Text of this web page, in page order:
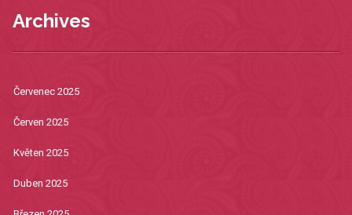
Archives
Červenec 2025
Červen 2025
Květen 2025
Duben 2025